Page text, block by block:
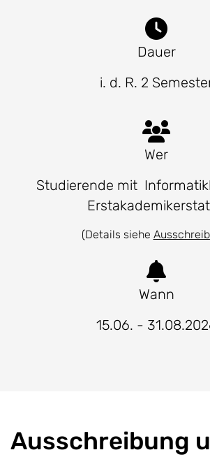
Dauer
i. d. R. 2
Wer
Studierende mit
(Details siehe
Wann
15.06. -
Ausschreibung